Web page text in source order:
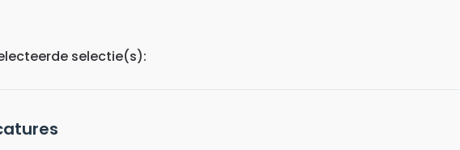
selectie(s):